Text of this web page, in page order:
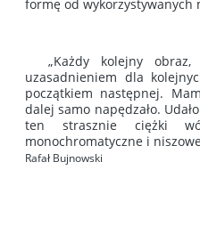
formę od wykorzystywanych
„Każdy kolejny obraz,
uzasadnieniem dla
początkiem następnej.
dalej samo napędzało.
ten strasznie ciężki
monochromatyczne i
Rafał Bujnowski